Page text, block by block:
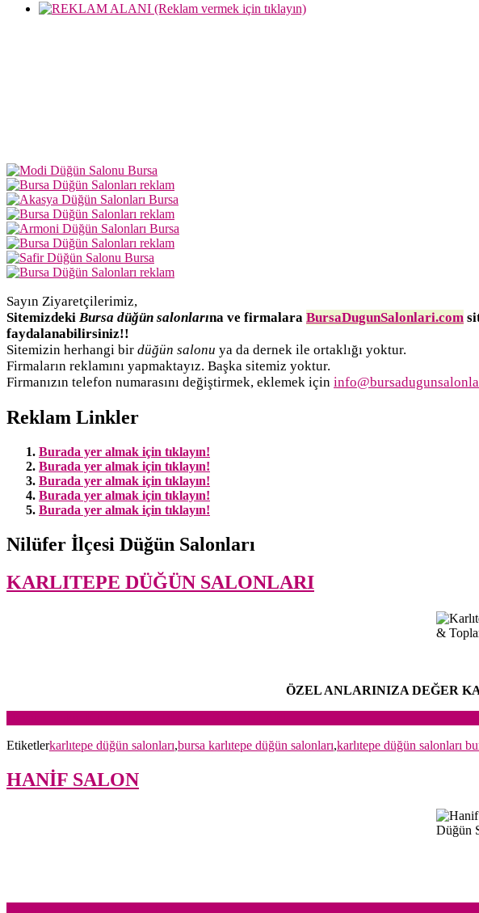
Sayın Ziyaretçilerimiz,
Sitemizdeki Bursa düğün salonlarına ve firmalara BursaDugunSalonlari.com
faydalanabilirsiniz!!
Sitemizin herhangi bir düğün salonu ya da dernek ile ortaklığı yoktur.
Firmaların reklamını yapmaktayız. Başka sitemiz yoktur.
Firmanızın telefon numarasını değiştirmek, eklemek için
Reklam Linkler
Burada yer almak için tıklayın!
Burada yer almak için tıklayın!
Burada yer almak için tıklayın!
Burada yer almak için tıklayın!
Burada yer almak için tıklayın!
Nilüfer İlçesi Düğün Salonları
KARLITEPE DÜĞÜN SALONLARI
ÖZEL ANLARINIZA DEĞER
Etiketlerkarlıtepe düğün salonları,bursa karlıtepe düğün salonları,karlıtepe düğün salonları
HANİF SALON